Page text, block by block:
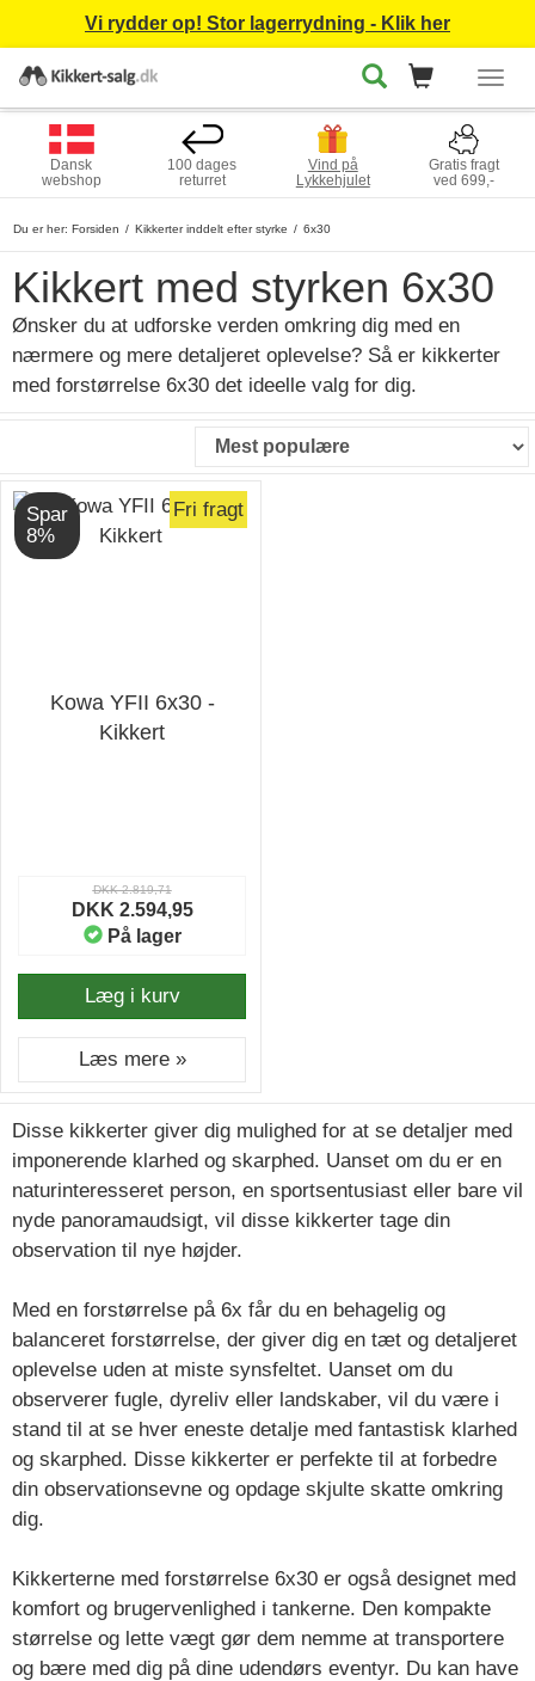
Vi rydder op! Stor lagerrydning - Klik her
Dansk
webshop
100 dages
returret
Vind på
Lykkehjulet
Gratis fragt
ved 699,-
Du er her: Forsiden Kikkerter inddelt efter styrke 6x30
Kikkert med styrken 6x30
Ønsker du at udforske verden omkring dig med en
nærmere og mere detaljeret oplevelse? Så er kikkerter
med forstørrelse 6x30 det ideelle valg for dig.
Spar
8%
Fri fragt
Kowa YFII 6x30 -
Kikkert
DKK 2.819,71
DKK 2.594,95
På lager
Læg i kurv
Læs mere »
Disse kikkerter giver dig mulighed for at se detaljer med
imponerende klarhed og skarphed. Uanset om du er en
naturinteresseret person, en sportsentusiast eller bare vil
nyde panoramaudsigt, vil disse kikkerter tage din
observation til nye højder.
Med en forstørrelse på 6x får du en behagelig og
balanceret forstørrelse, der giver dig en tæt og detaljeret
oplevelse uden at miste synsfeltet. Uanset om du
observerer fugle, dyreliv eller landskaber, vil du være i
stand til at se hver eneste detalje med fantastisk klarhed
og skarphed. Disse kikkerter er perfekte til at forbedre
din observationsevne og opdage skjulte skatte omkring
dig.
Kikkerterne med forstørrelse 6x30 er også designet med
komfort og brugervenlighed i tankerne. Den kompakte
størrelse og lette vægt gør dem nemme at transportere
og bære med dig på dine udendørs eventyr. Du kan have